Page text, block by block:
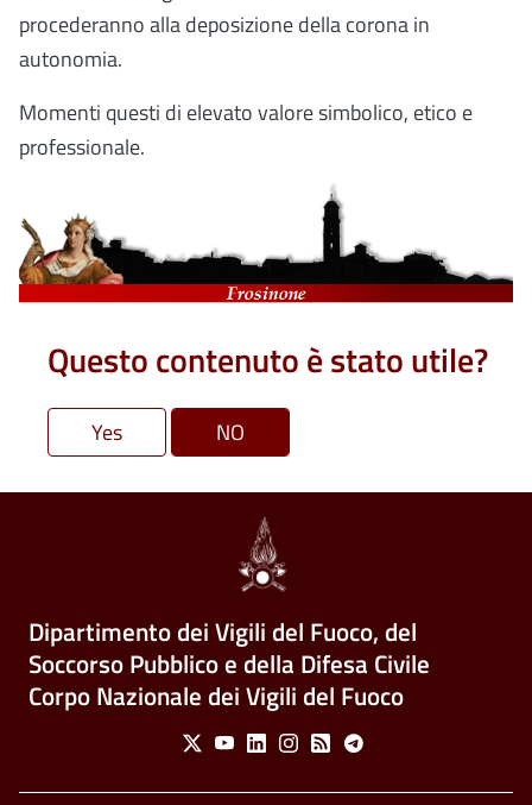
procederanno alla deposizione della corona in
autonomia.
Momenti questi di elevato valore simbolico, etico e
professionale.
Questo contenuto è stato utile?
Dipartimento dei Vigili del Fuoco, del
Soccorso Pubblico e della Difesa Civile
Corpo Nazionale dei Vigili del Fuoco
Social Menu
X YoutubeLinkedinInstagram
Feed Telegram